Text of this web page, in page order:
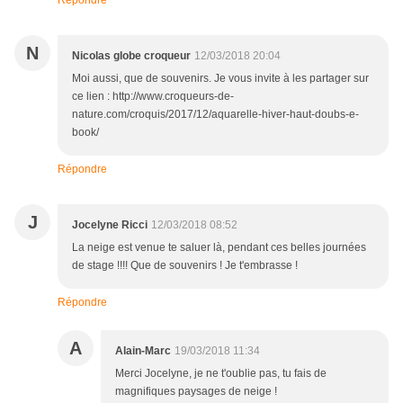
N Nicolas globe croqueur 12/03/2018 20:04
Moi aussi, que de souvenirs. Je vous invite à les partager sur
ce lien : http://www.croqueurs-de-
nature.com/croquis/2017/12/aquarelle-hiver-haut-doubs-e-
book/
Répondre
J Jocelyne Ricci 12/03/2018 08:52
La neige est venue te saluer là, pendant ces belles journées
de stage !!!! Que de souvenirs ! Je t'embrasse !
Répondre
A Alain-Marc 19/03/2018 11:34
Merci Jocelyne, je ne t'oublie pas, tu fais de
magnifiques paysages de neige !